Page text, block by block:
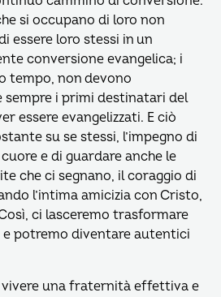
si occupano di loro non
essere loro stessi in un
conversione evangelica; i
tempo, non devono
sempre i primi destinatari del
essere evangelizzati. E ciò
su se stessi, l’impegno di
e di guardare anche le
che ci segnano, il coraggio di
l’intima amicizia con Cristo,
ci lasceremo trasformare
e potremo diventare autentici
vivere una fraternità effettiva e